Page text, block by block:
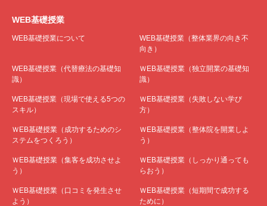
WEB基礎授業
WEB基礎授業について
WEB基礎授業（整体業界の向き不
向き）
WEB基礎授業（代替療法の基礎知
識）
ＷEB基礎授業（独立開業の基礎知
識）
WEB基礎授業（現場で使える5つの
スキル）
ＷEB基礎授業（失敗しない学び
方）
ＷEB基礎授業（成功するためのシ
ステムをつくろう）
ＷEB基礎授業（整体院を開業しよ
う）
ＷEB基礎授業（集客を成功させよ
う）
ＷEB基礎授業（しっかり通っても
らおう）
ＷEB基礎授業（口コミを発生させ
よう）
ＷEB基礎授業（短期間で成功する
ために）